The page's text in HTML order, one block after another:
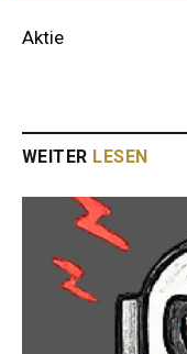
Aktie
WEITER LESEN